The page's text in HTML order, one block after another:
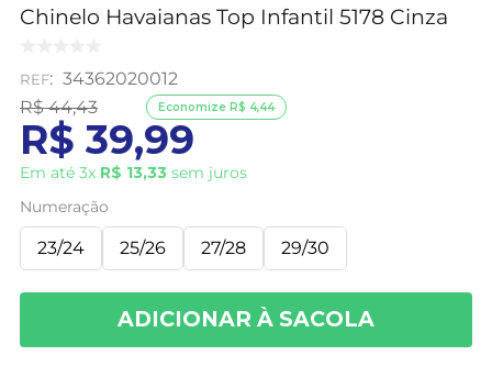
Chinelo Havaianas Top Infantil 5178 Cinza
: 34362020012
R$ 44,43
R$ 39,99
Em até 3x R$ 13,33 sem juros
Economize R$ 4,44
Numeração
23/24 25/26 27/28 29/30